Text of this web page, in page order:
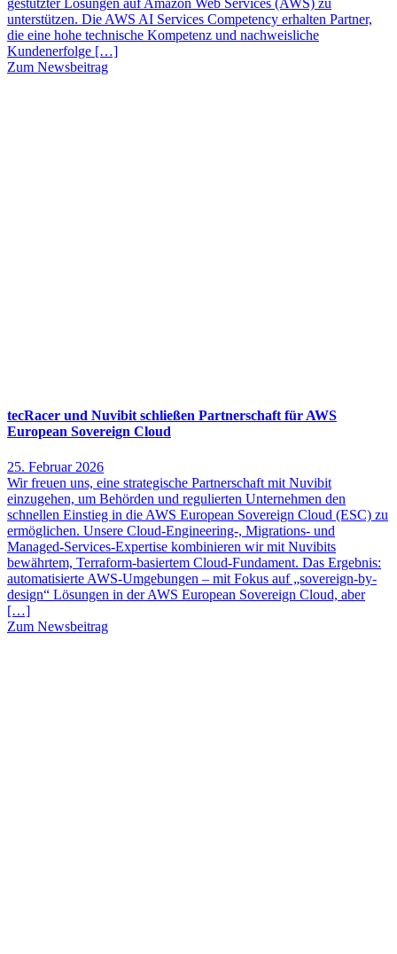
gestützter Lösungen auf Amazon Web Services (AWS) zu
unterstützen. Die AWS AI Services Competency erhalten Partner,
die eine hohe technische Kompetenz und nachweisliche
Kundenerfolge […]
Zum Newsbeitrag
tecRacer und Nuvibit schließen Partnerschaft für AWS
European Sovereign Cloud
25. Februar 2026
Wir freuen uns, eine strategische Partnerschaft mit Nuvibit
einzugehen, um Behörden und regulierten Unternehmen den
schnellen Einstieg in die AWS European Sovereign Cloud (ESC) zu
ermöglichen. Unsere Cloud-Engineering-, Migrations- und
Managed-Services-Expertise kombinieren wir mit Nuvibits
bewährtem, Terraform-basiertem Cloud-Fundament. Das Ergebnis:
automatisierte AWS-Umgebungen – mit Fokus auf „sovereign-by-
design“ Lösungen in der AWS European Sovereign Cloud, aber
[…]
Zum Newsbeitrag